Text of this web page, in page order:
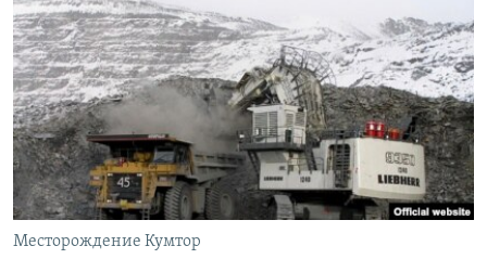
ТОҶИКӢ
TÜRKMENÇE
Все сайты РСЕ/РС
Месторождение Кумтор